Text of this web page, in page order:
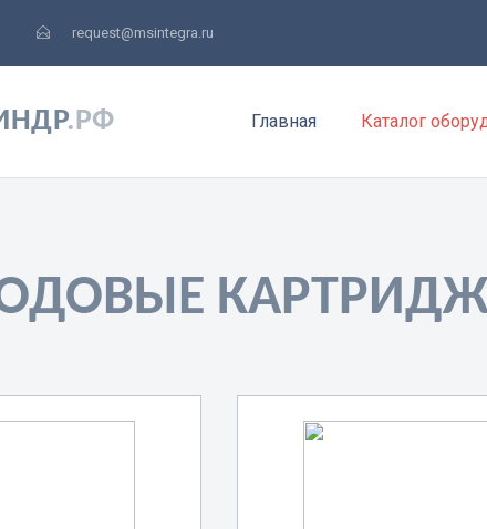
request@msintegra.ru
.РФ Главная Каталог